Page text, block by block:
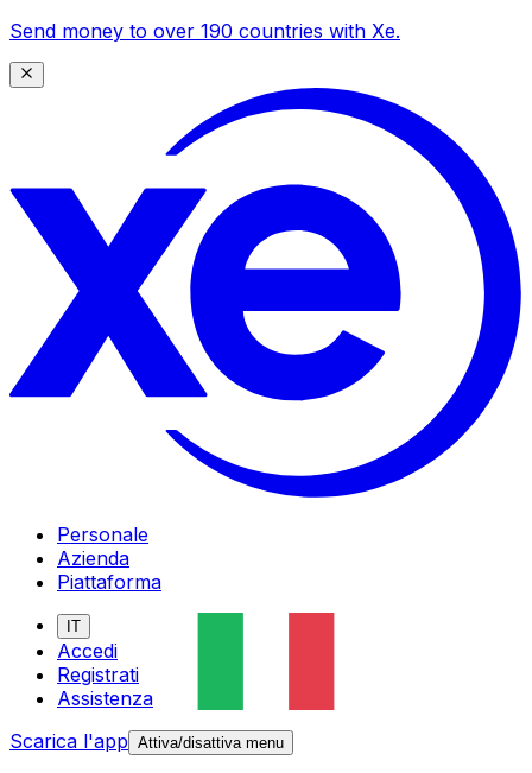
Send money to over 190 countries with Xe.
Personale
Azienda
Piattaforma
IT
Accedi
Registrati
Assistenza
Scarica l'app Attiva/disattiva menu